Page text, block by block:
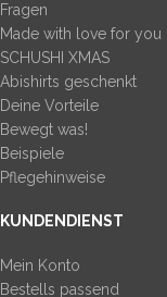
Fragen
Made with love for you
SCHUSHI XMAS
Abishirts geschenkt
Deine Vorteile
Bewegt was!
Beispiele
Pflegehinweise
KUNDENDIENST
Mein Konto
Bestells passend